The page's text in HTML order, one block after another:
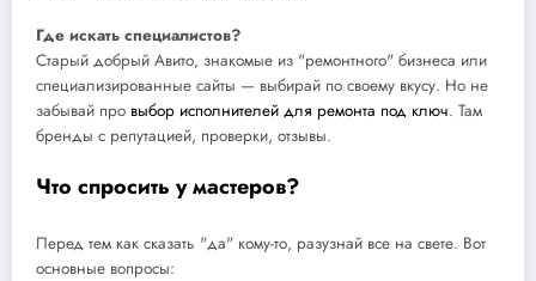
Где искать специалистов?
Старый добрый Авито, знакомые из "ремонтного" бизнеса или
специализированные сайты — выбирай по своему вкусу. Но не
забывай про выбор исполнителей для ремонта под ключ. Там
бренды с репутацией, проверки, отзывы.
Что спросить у мастеров?
Перед тем как сказать "да" кому-то, разузнай все на свете. Вот
основные вопросы: